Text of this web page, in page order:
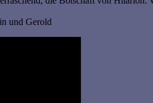
und Gerold